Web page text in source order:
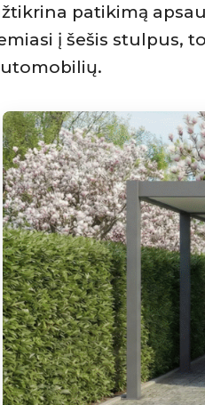
patikimą
į šešis stulpus,